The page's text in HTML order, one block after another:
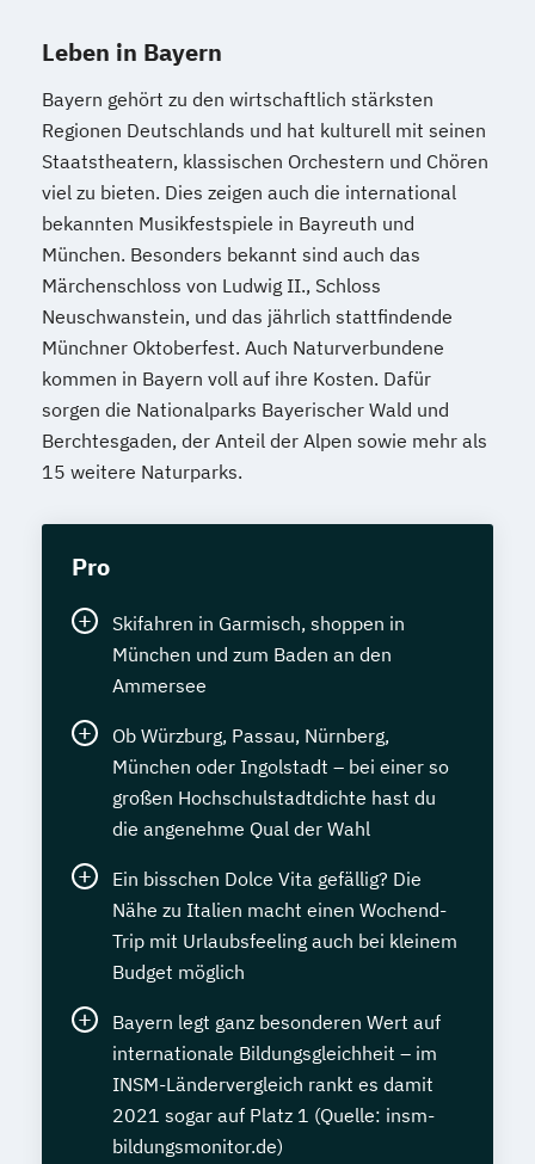
Leben in Bayern
Bayern gehört zu den wirtschaftlich stärksten
Regionen Deutschlands und hat kulturell mit seinen
Staatstheatern, klassischen Orchestern und Chören
viel zu bieten. Dies zeigen auch die international
bekannten Musikfestspiele in Bayreuth und
München. Besonders bekannt sind auch das
Märchenschloss von Ludwig II., Schloss
Neuschwanstein, und das jährlich stattfindende
Münchner Oktoberfest. Auch Naturverbundene
kommen in Bayern voll auf ihre Kosten. Dafür
sorgen die Nationalparks Bayerischer Wald und
Berchtesgaden, der Anteil der Alpen sowie mehr als
15 weitere Naturparks.
Pro
Skifahren in Garmisch, shoppen in
München und zum Baden an den
Ammersee
Ob Würzburg, Passau, Nürnberg,
München oder Ingolstadt – bei einer so
großen Hochschulstadtdichte hast du
die angenehme Qual der Wahl
Ein bisschen Dolce Vita gefällig? Die
Nähe zu Italien macht einen Wochend-
Trip mit Urlaubsfeeling auch bei kleinem
Budget möglich
Bayern legt ganz besonderen Wert auf
internationale Bildungsgleichheit – im
INSM-Ländervergleich rankt es damit
2021 sogar auf Platz 1 (Quelle: insm-
bildungsmonitor.de)